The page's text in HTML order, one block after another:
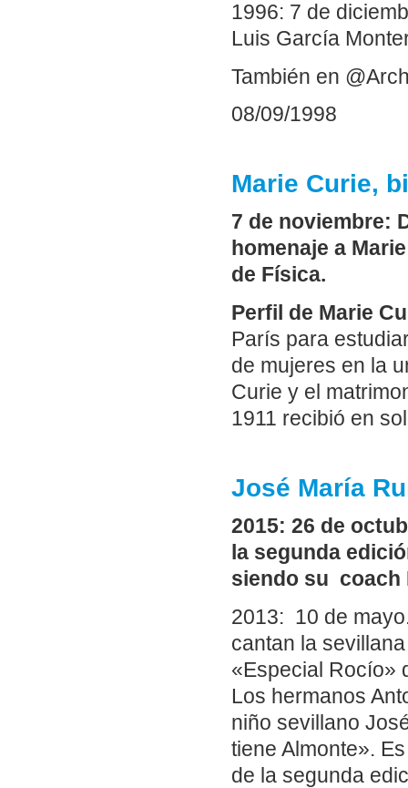
1996: 7 de
Luis García
También en
08/09/1998
Marie Curie,
7 de noviembre:
homenaje a
de Física.
Perfil de Marie
París para
de mujeres en la
Curie y el
1911 recibió en
José María
2015: 26 de
la segunda
siendo su coach
2013: 10 de
cantan la
«Especial Rocío»
Los hermanos
niño sevillano
tiene Almonte».
de la segunda